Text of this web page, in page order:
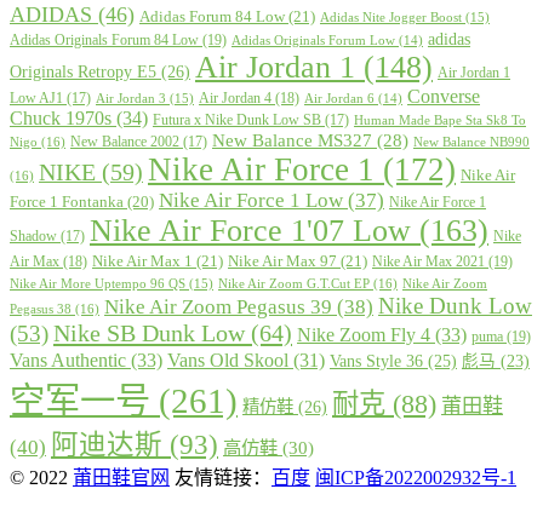
ADIDAS (46) Adidas Forum 84 Low (21) Adidas Nite Jogger Boost (15)
Adidas Originals Forum 84 Low (19) Adidas Originals Forum Low (14) adidas
Originals Retropy E5 (26) Air Jordan 1 (148) Air Jordan 1
Low AJ1 (17) Air Jordan 3 (15) Air Jordan 4 (18) Air Jordan 6 (14) Converse
Chuck 1970s (34) Futura x Nike Dunk Low SB (17) Human Made Bape Sta Sk8 To
Nigo (16) New Balance 2002 (17) New Balance MS327 (28) New Balance NB990
(16) NIKE (59) Nike Air Force 1 (172) Nike Air
Force 1 Fontanka (20) Nike Air Force 1 Low (37) Nike Air Force 1
Shadow (17) Nike Air Force 1'07 Low (163) Nike
Air Max (18) Nike Air Max 1 (21) Nike Air Max 97 (21) Nike Air Max 2021 (19)
Nike Air More Uptempo 96 QS (15) Nike Air Zoom G.T.Cut EP (16) Nike Air Zoom
Pegasus 38 (16) Nike Air Zoom Pegasus 39 (38) Nike Dunk Low
(53)Nike SB Dunk Low(64) Nike Zoom Fly 4 (33) puma (19)
Vans Authentic (33) Vans Old Skool (31) Vans Style 36 (25) 彪马 (23)
空军一号 (261) 精仿鞋 (26) 耐克 (88) 莆田鞋
(40) 阿迪达斯 (93) 高仿鞋 (30)
© 2022 莆田鞋官网 友情链接： 百度 闽ICP备2022002932号-1